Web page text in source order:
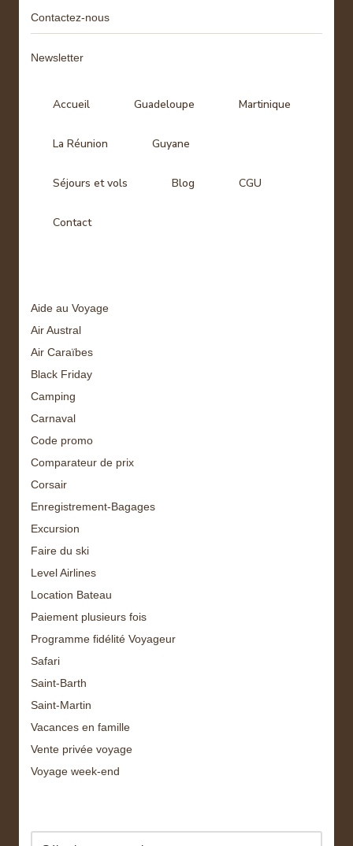
Contactez-nous
Newsletter
Accueil Guadeloupe Martinique
La Réunion Guyane
Séjours et vols Blog CGU
Contact
Aide au Voyage
Air Austral
Air Caraïbes
Black Friday
Camping
Carnaval
Code promo
Comparateur de prix
Corsair
Enregistrement-Bagages
Excursion
Faire du ski
Level Airlines
Location Bateau
Paiement plusieurs fois
Programme fidélité Voyageur
Safari
Saint-Barth
Saint-Martin
Vacances en famille
Vente privée voyage
Voyage week-end